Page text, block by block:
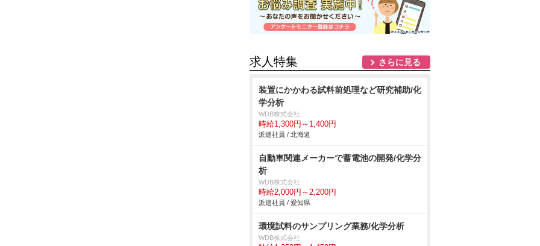
求人特集 さらに見る
装置にかかわる試料前処理など研究補助/化
学分析
WDB株式会社
時給1,300円～1,400円
派遣社員 / 北海道
自動車関連メーカーで蓄電池の開発/化学分
析
WDB株式会社
時給2,000円～2,200円
派遣社員 / 愛知県
環境試料のサンプリング業務/化学分析
WDB株式会社